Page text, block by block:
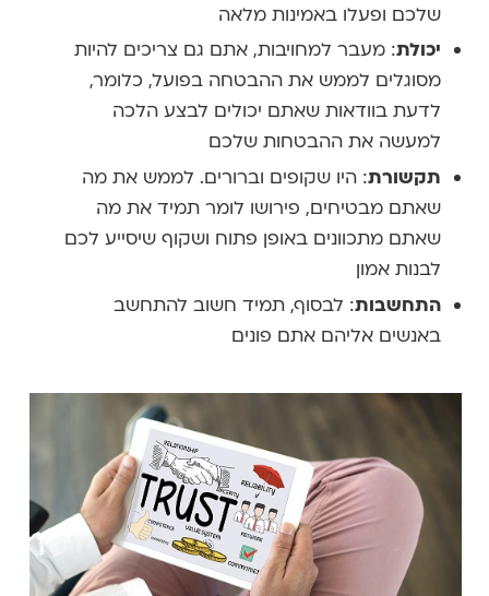
שלכם ופעלו באמינות מלאה
יכולת: מעבר למחויבות, אתם גם צריכים להיות
מסוגלים לממש את ההבטחה בפועל, כלומר,
לדעת בוודאות שאתם יכולים לבצע הלכה
למעשה את ההבטחות שלכם
תקשורת: היו שקופים וברורים. לממש את מה
שאתם מבטיחים, פירושו לומר תמיד את מה
שאתם מתכוונים באופן פתוח ושקוף שיסייע לכם
לבנות אמון
התחשבות: לבסוף, תמיד חשוב להתחשב
באנשים אליהם אתם פונים